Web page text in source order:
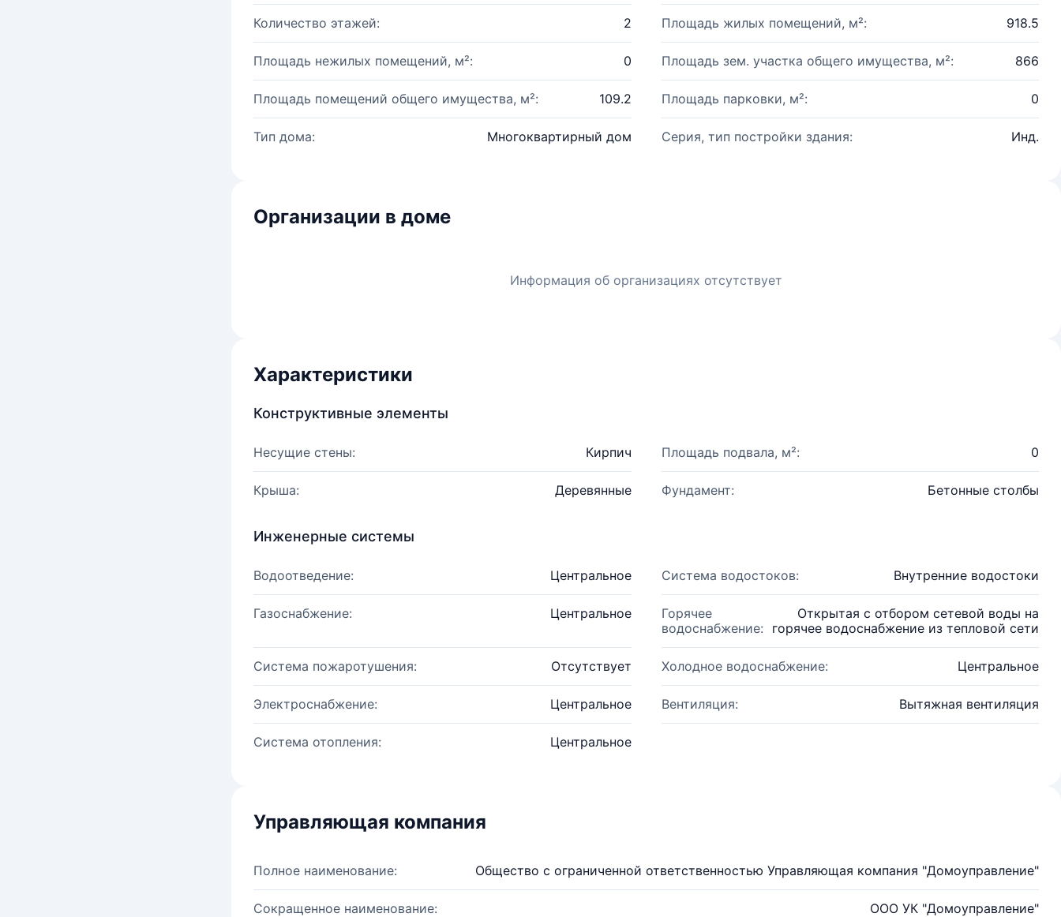
Количество этажей: 2 Площадь жилых помещений, м²: 918.5
Площадь нежилых помещений, м²: 0 Площадь зем. участка общего имущества, м²: 866
Площадь помещений общего имущества, м²: 109.2 Площадь парковки, м²: 0
Тип дома: Многоквартирный дом Серия, тип постройки здания: Инд.
Организации в доме
Информация об организациях отсутствует
Характеристики
Конструктивные элементы
Несущие стены: Кирпич Площадь подвала, м²: 0
Крыша: Деревянные Фундамент: Бетонные столбы
Инженерные системы
Водоотведение: Центральное Система водостоков: Внутренние водостоки
Газоснабжение: Центральное
Горячее
водоснабжение:
Открытая с отбором сетевой воды на
горячее водоснабжение из тепловой сети
Система пожаротушения: Отсутствует Холодное водоснабжение: Центральное
Электроснабжение: Центральное Вентиляция: Вытяжная вентиляция
Система отопления: Центральное
Управляющая компания
Полное наименование: Общество с ограниченной ответственностью Управляющая компания "Домоуправление"
Сокращенное наименование: ООО УК "Домоуправление"